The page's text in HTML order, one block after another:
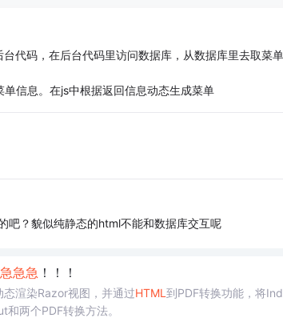
代码，在后台代码里访问数据库，从数据库里去取菜
信息。在js中根据返回信息动态生成菜单
？貌似纯静态的html不能和数据库交互呢
急急急 ！！！
渲染Razor视图，并通过HTML 到PDF转换功能，将
两个PDF转换方法。